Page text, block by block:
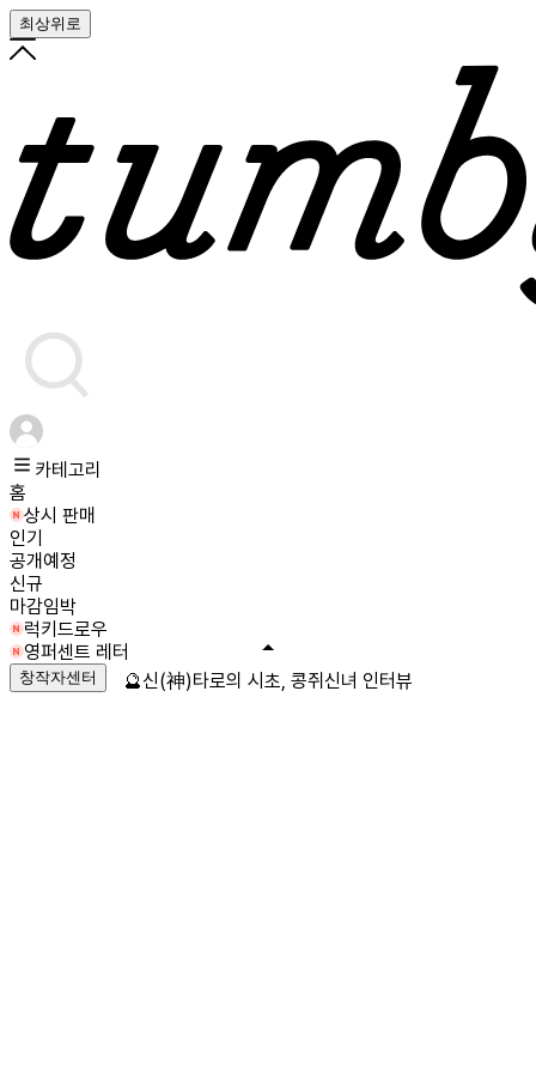
최상위로
카테고리
홈
상시 판매
인기
공개예정
신규
마감임박
럭키드로우
영퍼센트 레터
창작자센터 🔮신(神)타로의 시초, 콩쥐신녀 인터뷰